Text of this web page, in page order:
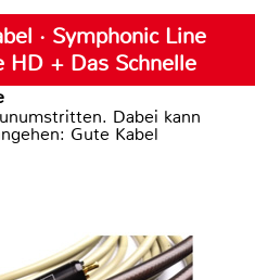
· Symphonic Line
HD + Das Schnelle
Dabei kann
Gute Kabel